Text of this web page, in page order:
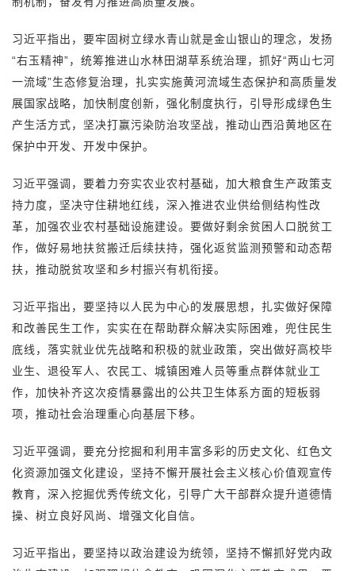
习近平指出，要牢固树立绿水青山就是金山银山的理念，发扬
“右玉精神”，统筹推进山水林田湖草系统治理，抓好“两山七河
一流域”生态修复治理，扎实实施黄河流域生态保护和高质量发
展国家战略，加快制度创新，强化制度执行，引导形成绿色生
产生活方式，坚决打赢污染防治攻坚战，推动山西沿黄地区在
保护中开发、开发中保护。
习近平强调，要着力夯实农业农村基础，加大粮食生产政策支
持力度，坚决守住耕地红线，深入推进农业供给侧结构性改
革，加强农业农村基础设施建设。要做好剩余贫困人口脱贫工
作，做好易地扶贫搬迁后续扶持，强化返贫监测预警和动态帮
扶，推动脱贫攻坚和乡村振兴有机衔接。
习近平指出，要坚持以人民为中心的发展思想，扎实做好保障
和改善民生工作，实实在在帮助群众解决实际困难，兜住民生
底线，落实就业优先战略和积极的就业政策，突出做好高校毕
业生、退役军人、农民工、城镇困难人员等重点群体就业工
作，加快补齐这次疫情暴露出的公共卫生体系方面的短板弱
项，推动社会治理重心向基层下移。
习近平强调，要充分挖掘和利用丰富多彩的历史文化、红色文
化资源加强文化建设，坚持不懈开展社会主义核心价值观宣传
教育，深入挖掘优秀传统文化，引导广大干部群众提升道德情
操、树立良好风尚、增强文化自信。
习近平指出，要坚持以政治建设为统领，坚持不懈抓好党内政